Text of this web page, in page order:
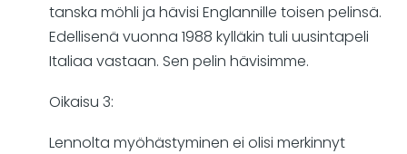
tanska möhli ja hävisi Englannille toisen pelinsä.
Edellisenä vuonna 1988 kylläkin tuli uusintapeli
Italiaa vastaan. Sen pelin hävisimme.
Oikaisu 3:
Lennolta myöhästyminen ei olisi merkinnyt